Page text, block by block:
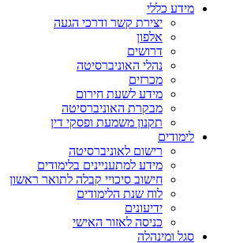
מידע כללי
יצירת קשר ודרכי הגעה
אלפון
דרושים
נהלי האוניברסיטה
מכרזים
מידע לשעת חירום
מבקרת האוניברסיטה
תקנון משמעת ופסקי דין
לימודים
רישום לאוניברסיטה
מידע למתעניינים בלימודים
חישוב סיכויי קבלה לתואר ראשון
לוח שנת הלימודים
ידיעונים
כניסה לאזור האישי
סגל ומינהלה